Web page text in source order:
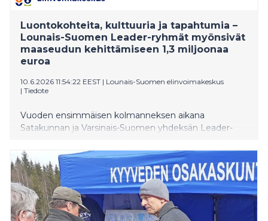
Luontokohteita, kulttuuria ja tapahtumia –
Lounais-Suomen Leader-ryhmät myönsivät
maaseudun kehittämiseen 1,3 miljoonaa
euroa
10.6.2026 11:54:22 EEST | Lounais-Suomen elinvoimakeskus
| Tiedote
Vuoden ensimmäisen kolmanneksen aikana
Satakunnan ja Varsinais-Suomen yhdeksän Leader-
maaseuturahoitusta paikalliseen kehittämiseen.
Kesällä useissa käynnistyvissä hankkeissa
kunnostetaan luontokohteita ja kylätaloja, järjestetään
tapahtumia ja tuodaan kulttuuria kaikkien saataville
talkoo- ja vapaaehtoisvoimin.